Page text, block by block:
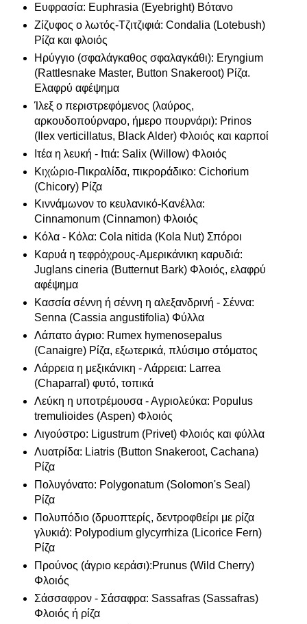
Ευφρασία: Euphrasia (Eyebright) Βότανο
Ζίζυφος ο λωτός-Τζιτζιφιά: Condalia (Lotebush)
Ρίζα και φλοιός
Ηρύγγιο (σφαλάγκαθος σφαλαγκάθι): Eryngium
(Rattlesnake Master, Button Snakeroot) Ρίζα.
Ελαφρύ αφέψημα
Ίλεξ ο περιστρεφόμενος (λαύρος,
αρκουδοπούρναρο, ήμερο πουρνάρι): Prinos
(Ilex verticillatus, Black Alder) Φλοιός και καρποί
Ιτέα η λευκή - Ιτιά: Salix (Willow) Φλοιός
Κιχώριο-Πικραλίδα, πικροράδικο: Cichorium
(Chicory) Ρίζα
Κιννάμωνον το κευλανικό-Κανέλλα:
Cinnamonum (Cinnamon) Φλοιός
Κόλα - Κόλα: Cola nitida (Kola Nut) Σπόροι
Καρυά η τεφρόχρους-Αμερικάνικη καρυδιά:
Juglans cineria (Butternut Bark) Φλοιός, ελαφρύ
αφέψημα
Κασσία σέννη ή σέννη η αλεξανδρινή - Σέννα:
Senna (Cassia angustifolia) Φύλλα
Λάπατο άγριο: Rumex hymenosepalus
(Canaigre) Ρίζα, εξωτερικά, πλύσιμο στόματος
Λάρρεια η μεξικάνικη - Λάρρεια: Larrea
(Chaparral) φυτό, τοπικά
Λεύκη η υποτρέμουσα - Αγριολεύκα: Populus
tremulioides (Aspen) Φλοιός
Λιγούστρο: Ligustrum (Privet) Φλοιός και φύλλα
Λυατρίδα: Liatris (Button Snakeroot, Cachana)
Ρίζα
Πολυγόνατο: Polygonatum (Solomon's Seal)
Ρίζα
Πολυπόδιο (δρυοπτερίς, δεντροφθείρι με ρίζα
γλυκιά): Polypodium glycyrrhiza (Licorice Fern)
Ρίζα
Προύνος (άγριο κεράσι):Prunus (Wild Cherry)
Φλοιός
Σάσσαφρον - Σάσαφρα: Sassafras (Sassafras)
Φλοιός ή ρίζα